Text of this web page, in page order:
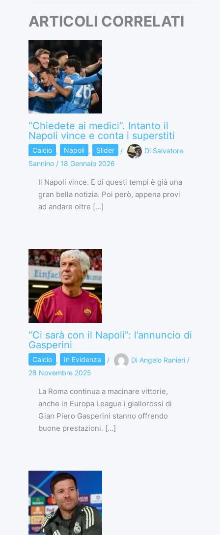
ARTICOLI CORRELATI
“Chiedete ai medici”. Intanto il
Napoli vince e conta i superstiti
Calcio Napoli Slider / Di Salvatore
Sannino / 18 Gennaio 2026
Il Napoli vince. E di questi tempi è già una
gran bella notizia. Poi però, appena provi
ad andare oltre […]
“Ci sarà con il Napoli”: l’annuncio di
Gasperini
Calcio In Evidenza / Di Angelo Ranieri /
28 Novembre 2025
La Roma continua a macinare vittorie,
anche in Europa League i giallorossi di
Gian Piero Gasperini stanno offrendo
buone prestazioni. […]